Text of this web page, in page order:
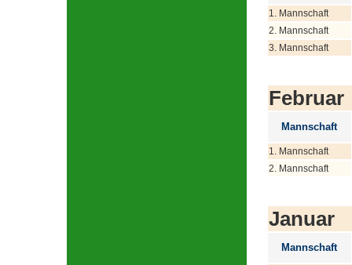
1. Mannschaft
2. Mannschaft
3. Mannschaft
Februar
Mannschaft
1. Mannschaft
2. Mannschaft
Januar
Mannschaft